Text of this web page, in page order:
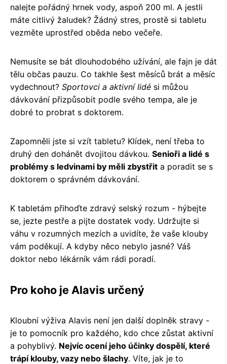
nalejte pořádný hrnek vody, aspoň 200 ml. A jestli
máte citlivý žaludek? Žádný stres, prostě si tabletu
vezměte uprostřed oběda nebo večeře.
Nemusíte se bát dlouhodobého užívání, ale fajn je dát
tělu občas pauzu. Co takhle šest měsíců brát a měsíc
vydechnout? Sportovci a aktivní lidé si můžou
dávkování přizpůsobit podle svého tempa, ale je
dobré to probrat s doktorem.
Zapomněli jste si vzít tabletu? Klídek, není třeba to
druhý den dohánět dvojitou dávkou. Senioři a lidé s
problémy s ledvinami by měli zbystřit a poradit se s
doktorem o správném dávkování.
K tabletám přihoďte zdravý selský rozum - hýbejte
se, jezte pestře a pijte dostatek vody. Udržujte si
váhu v rozumných mezích a uvidíte, že vaše klouby
vám poděkují. A kdyby něco nebylo jasné? Váš
doktor nebo lékárník vám rádi poradí.
Pro koho je Alavis určený
Kloubní výživa Alavis není jen další doplněk stravy -
je to pomocník pro každého, kdo chce zůstat aktivní
a pohyblivý. Nejvíc ocení jeho účinky dospělí, které
trápí klouby, vazy nebo šlachy. Víte, jak je to